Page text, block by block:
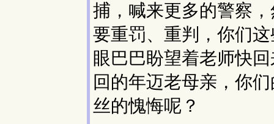
捕，喊来更多的警察
要重罚、重判，你们
眼巴巴盼望着老师快
回的年迈老母亲，你
丝的愧悔呢？